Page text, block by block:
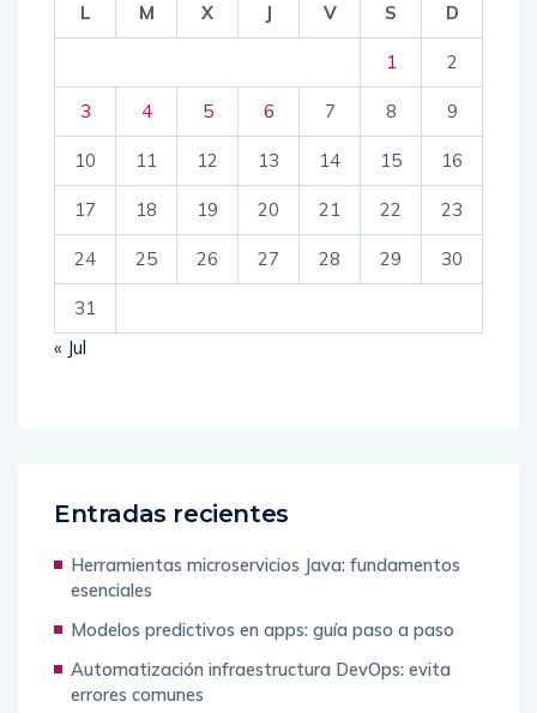
L M X J V S D
1 2
3 4 5 6 7 8 9
10 11 12 13 14 15 16
17 18 19 20 21 22 23
24 25 26 27 28 29 30
31
« Jul
Entradas recientes
Herramientas microservicios Java: fundamentos
esenciales
Modelos predictivos en apps: guía paso a paso
Automatización infraestructura DevOps: evita
errores comunes